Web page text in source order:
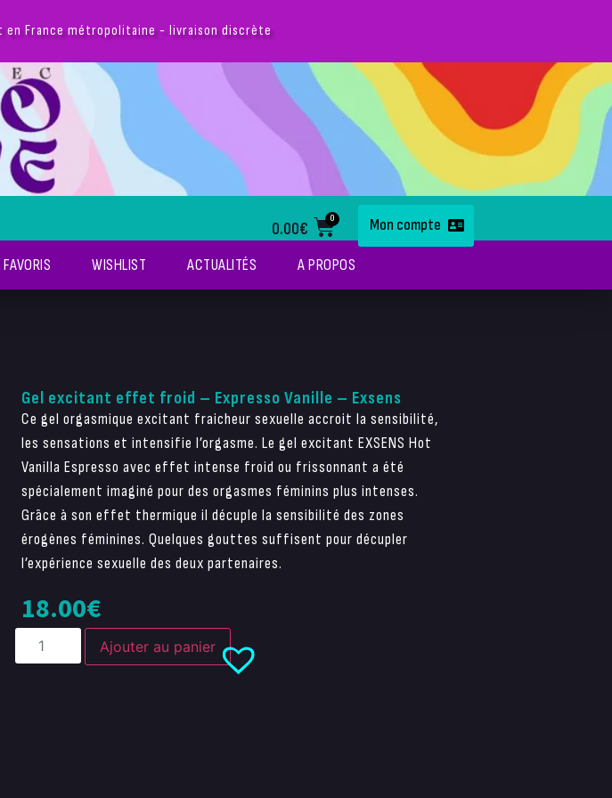
France métropolitaine - livraison discrète
0.00€
0 Mon compte
WISHLIST ACTUALITÉS A PROPOS
Gel excitant effet froid – Expresso Vanille – Exsens
Ce gel orgasmique excitant fraicheur sexuelle accroit la sensibilité,
les sensations et intensifie l’orgasme. Le gel excitant EXSENS Hot
Vanilla Espresso avec effet intense froid ou frissonnant a été
spécialement imaginé pour des orgasmes féminins plus intenses.
Grâce à son effet thermique il décuple la sensibilité des zones
érogènes féminines. Quelques gouttes suffisent pour décupler
l’expérience sexuelle des deux partenaires.
18.00€
Ajouter au panier